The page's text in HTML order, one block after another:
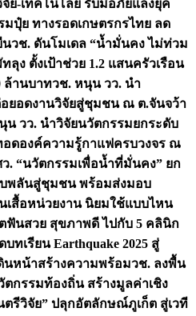
จัย-เทคโนโลยี รับมือภัยแล้งยุค
ปุ๋ย ทางรอดเกษตรกรไทย ลด
นวช. ดันโมเดล “น้ำมั่นคง ไม่ท่วม
ง ตั้งเป้าช่วย 1.2 แสนครัวเรือน
ล้านบาทวช. หนุน วว. นำ
ยอดงานวิจัยสู่ชุมชน ณ ต.จันจว้า
น วว. นำวิจัยนวัตกรรมยกระดับ
ดองค์ความรู้กาแฟครบวงจร ณ
. “นวัตกรรมเพื่อน้ำที่มั่นคง” ยก
พลันสู่ชุมชน พร้อมส่งมอบ
เสื้อหน่วยงาน นิยมใช้แบบไหน
ฟันสวย สุขภาพดี ไปกับ 5 คลินิก
บทเรียน Earthquake 2025 สู่
ดินหน้าสร้างความพร้อมวช. ลงพื้น
กรรมท้องถิ่น สร้างมูลค่าเชิง
ตรีวิจัย” ปลุกอัตลักษณ์ภูเก็ต สู่เวที